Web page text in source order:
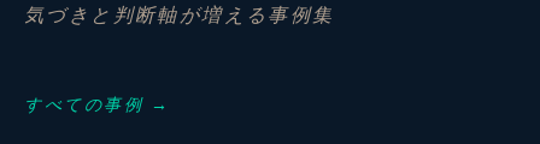
気づきと判断軸が増える事例集
すべての事例 →BUSINESS CONSULTING